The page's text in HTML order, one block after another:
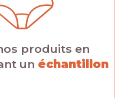
produits en
un échantillon